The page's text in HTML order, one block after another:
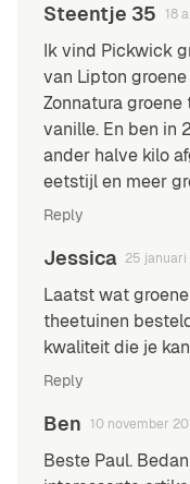
Steentje 35 18
Ik vind Pickwick
van Lipton
Zonnatura
vanille. En ben in
ander halve kilo
eetstijl en meer
Reply
Jessica 25 januari
Laatst wat
theetuinen
kwaliteit die je
Reply
Ben 10 november
Beste Paul.